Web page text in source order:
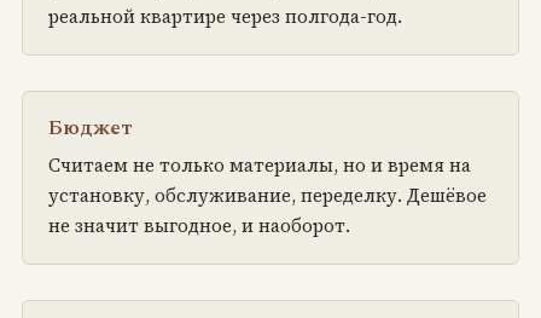
реальной квартире через полгода-год.
Бюджет
Считаем не только материалы, но и время на
установку, обслуживание, переделку. Дешёвое
не значит выгодное, и наоборот.